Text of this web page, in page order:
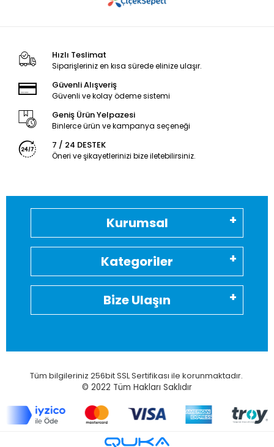
Hızlı Teslimat
Siparişleriniz en kısa sürede elinize ulaşır.
Güvenli Alışveriş
Güvenli ve kolay ödeme sistemi
Geniş Ürün Yelpazesi
Binlerce ürün ve kampanya seçeneği
7 / 24 DESTEK
Öneri ve şikayetlerinizi bize iletebilirsiniz.
Kurumsal
Kategoriler
Bize Ulaşın
Tüm bilgileriniz 256bit SSL Sertifikası ile korunmaktadır.
© 2022 Tüm Hakları Saklıdır